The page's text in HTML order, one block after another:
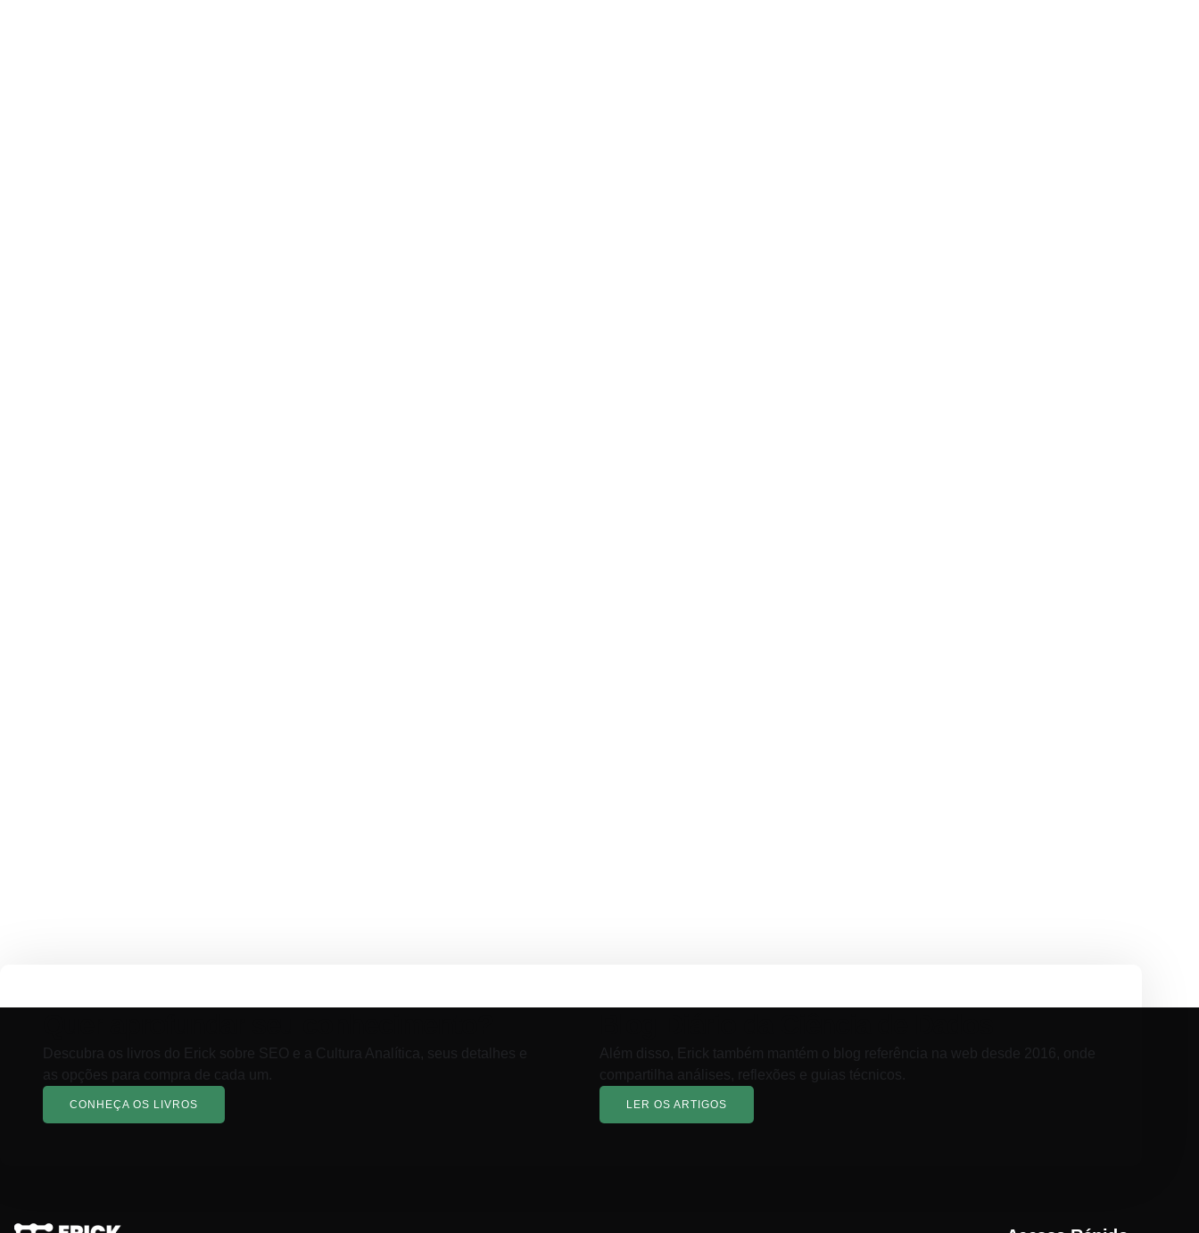
Descubra os livros do Erick sobre SEO e a Cultura Analítica, seus detalhes e
as opções para compra de cada um.
CONHEÇA OS LIVROS
Além disso, Erick também mantém o blog referência na web desde 2016, onde
compartilha análises, reflexões e guias técnicos.
LER OS ARTIGOS